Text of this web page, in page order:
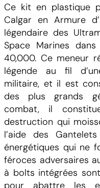
Ce kit en plastique
Calgar en Armure
légendaire des
Space Marines
40,000. Ce meneur
légende au fil
militaire, et il est
des plus grands
combat, il
destruction qui
l’aide des
énergétiques qui ne
féroces adversaires
à bolts intégrées
pour abattre les